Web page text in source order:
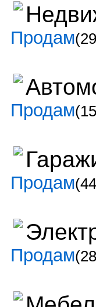
Продам
Продам
Продам
Продам